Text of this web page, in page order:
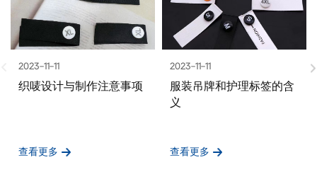
2023-11-11
织唛设计与制作注意事项
查看更多
2023-11-11
服装吊牌和护理标签的含
义
查看更多